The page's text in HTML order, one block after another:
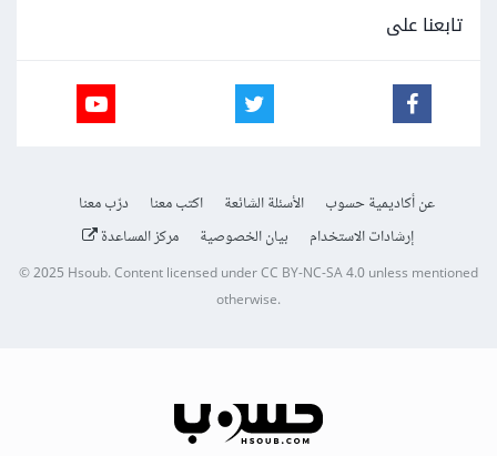
تابعنا على
عن أكاديمية حسوب الأسئلة الشائعة اكتب معنا
درّب معنا
إرشادات الاستخدام
بيان الخصوصية مركز المساعدة
© 2025Hsoub.Content licensed underCC BY-NC-SA 4.0unless mentioned
otherwise.